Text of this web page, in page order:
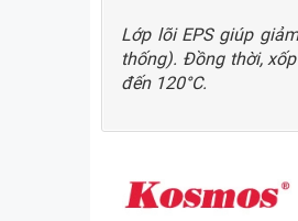
Lớp lõi EPS giúp
thống). Đồng thời,
đến 120°C.